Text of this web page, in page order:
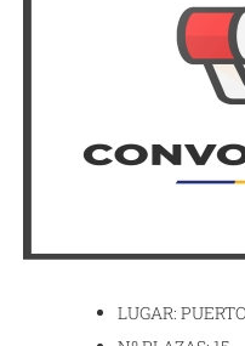
LUGAR: